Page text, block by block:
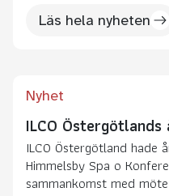
Läs hela nyheten
Nyhet
ILCO
ILCO Östergötland hade
Himmelsby Spa o
sammankomst med